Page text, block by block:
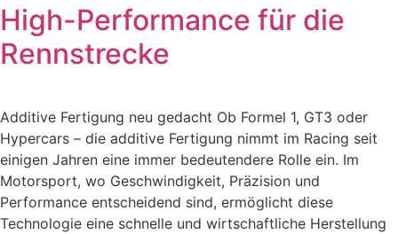
High-Performance für die
Rennstrecke
Additive Fertigung neu gedacht Ob Formel 1, GT3 oder
Hypercars – die additive Fertigung nimmt im Racing seit
einigen Jahren eine immer bedeutendere Rolle ein. Im
Motorsport, wo Geschwindigkeit, Präzision und
Performance entscheidend sind, ermöglicht diese
Technologie eine schnelle und wirtschaftliche Herstellung